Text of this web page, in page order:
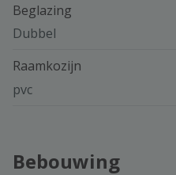
Beglazing
Dubbel
Raamkozijn
pvc
Bebouwing